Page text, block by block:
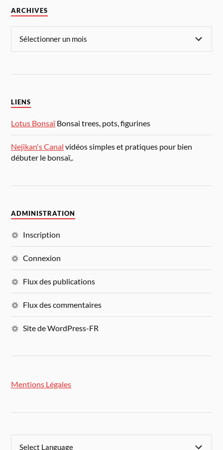
ARCHIVES
LIENS
Lotus BonsaïBonsai trees, pots, figurines
Nejikan's Canal vidéos simples et pratiques pour bien
débuter le bonsaï,.
ADMINISTRATION
Inscription
Connexion
Flux des publications
Flux des commentaires
Site de WordPress-FR
Mentions Légales